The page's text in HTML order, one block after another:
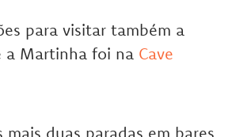
para visitar também a
a Martinha foi na Cave
mais duas paradas em bares